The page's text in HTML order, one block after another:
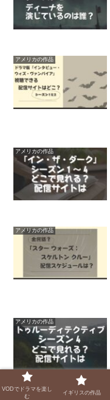
アメリカの作品
アメリカの作品
アメリカの作品
アメリカの作品
VODでドラマを楽し
む
イギリスの作品